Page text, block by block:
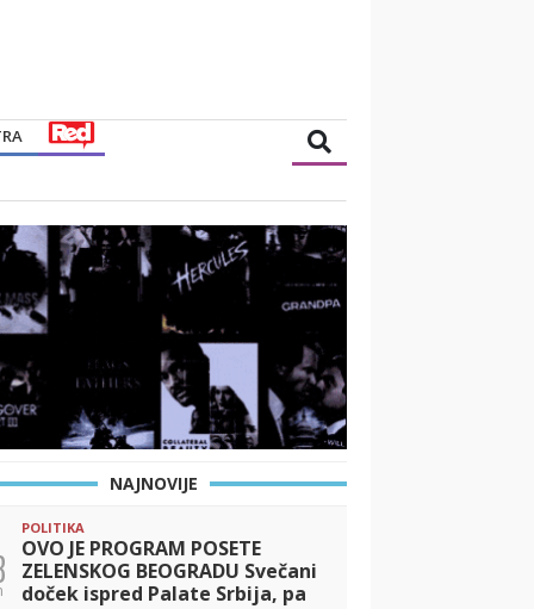
NAJNOVIJE
POLITIKA
OVO JE PROGRAM POSETE
ZELENSKOG BEOGRADU Svečani
doček ispred Palate Srbija, pa